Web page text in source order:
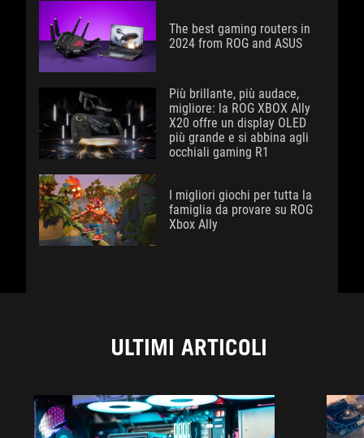
The best gaming routers in
2024 from ROG and ASUS
Più brillante, più audace,
migliore: la ROG XBOX Ally
X20 offre un display OLED
più grande e si abbina agli
occhiali gaming R1
I migliori giochi per tutta la
famiglia da provare su ROG
Xbox Ally
ULTIMI ARTICOLI